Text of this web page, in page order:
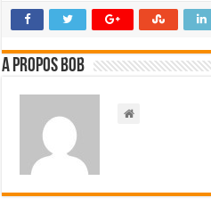
A propos bOb